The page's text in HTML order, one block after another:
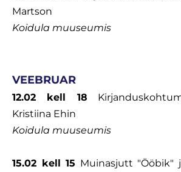
Martson
Koidula muuseumis
VEEBRUAR
12.02 kell 18
Kristiina Ehin
Koidula muuseumis
15.02 kell 15 Muinasjutt "Ööbik"